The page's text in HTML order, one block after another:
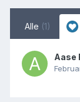
Alle (1)
Aase